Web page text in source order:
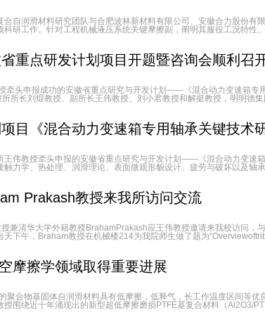
自润滑材料研究团队与合肥波林新材料有限公司、安徽合力股份有
研工作。针对工程机械液压系统关键摩擦副，阐明其服役工况特性
重点研发计划项目开题暨咨询会顺利召
牵头申报成功的安徽省重点研究与开发计划——《混合动力变速箱专
所长刘焜教授、副所长王伟教授、刘小君教授和解挺教授，明明德
目《混合动力变速箱专用轴承关键技术
王伟教授牵头申报的安徽省重点研究与开发计划——《混合动力变速
力学、热处理、润滑理论、表面微观形貌设计、疲劳与破坏以及轴
Prakash教授来我所访问交流
兼清华大学外籍教授BrahamPrakash应王伟教授邀请来我校访问，
天下午，Braham教授在机械楼214为我院师生做了题为
摩擦学领域取得重要进展
聚合物基固体自润滑材料具有低摩擦，低释气，长工作温度区间等
围绕近十年涌现出的新型超低摩擦磨损PTFE基复合材料（Al2O3/